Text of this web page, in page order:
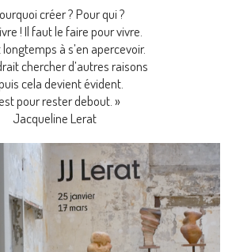
créer ? Pour qui ?
! Il faut le faire pour vivre.
à s’en apercevoir.
chercher d’autres raisons
cela devient évident.
pour rester debout. »
Jacqueline Lerat